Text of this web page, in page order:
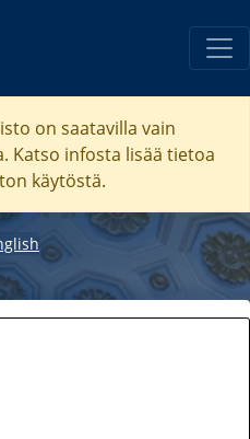
on saatavilla vain
Katso infosta lisää tietoa
käytöstä.